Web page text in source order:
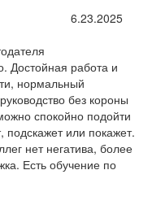
6.23.2025
Достойная работа и
нормальный
без короны
спокойно подойти
подскажет или покажет.
нет негатива, более
Есть обучение по